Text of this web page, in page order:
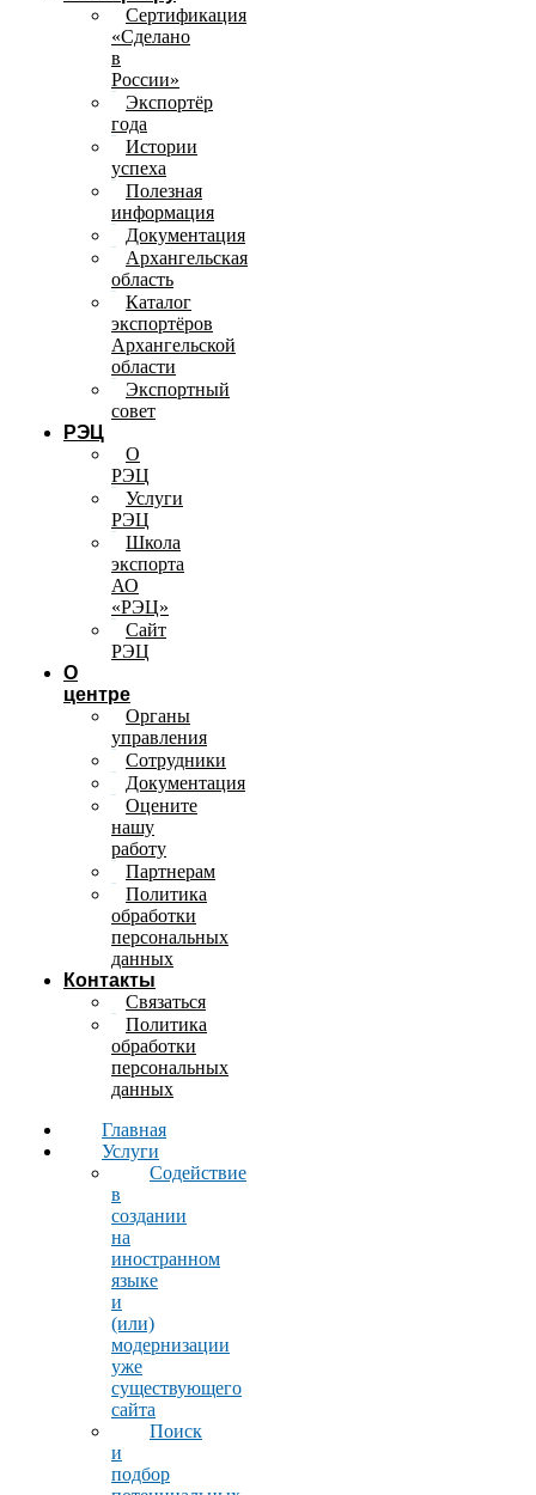
Сертификация
«Сделано
в
России»
Экспортёр
года
Истории
успеха
Полезная
информация
Документация
Архангельская
область
Каталог
экспортёров
Архангельской
области
Экспортный
совет
РЭЦ
О
РЭЦ
Услуги
РЭЦ
Школа
экспорта
АО
«РЭЦ»
Сайт
РЭЦ
О
центре
Органы
управления
Сотрудники
Документация
Оцените
нашу
работу
Партнерам
Политика
обработки
персональных
данных
Контакты
Связаться
Политика
обработки
персональных
данных
Главная
Услуги
Содействие
в
создании
на
иностранном
языке
и
(или)
модернизации
уже
существующего
сайта
Поиск
и
подбор